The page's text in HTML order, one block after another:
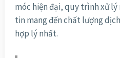
móc hiện đại, quy trình xử
tin mang đến chất lượng
hợp lý nhất.